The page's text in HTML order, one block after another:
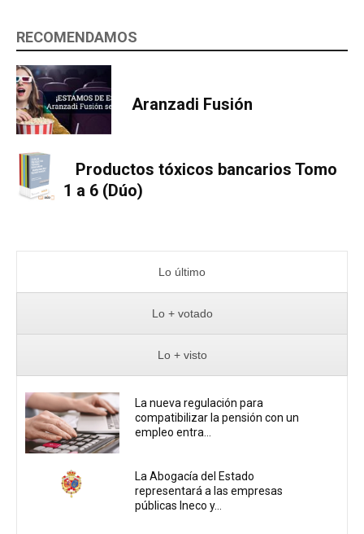
RECOMENDAMOS
Aranzadi Fusión
Productos tóxicos bancarios Tomo
1 a 6 (Dúo)
Lo último
Lo + votado
Lo + visto
La nueva regulación para
compatibilizar la pensión con un
empleo entra...
La Abogacía del Estado
representará a las empresas
públicas Ineco y...